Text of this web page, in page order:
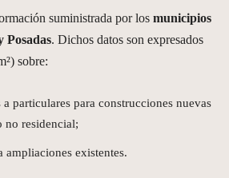
suministrada por los municipios
Posadas. Dichos datos son expresados
sobre:
a particulares para construcciones nuevas
no residencial;
ampliaciones existentes.